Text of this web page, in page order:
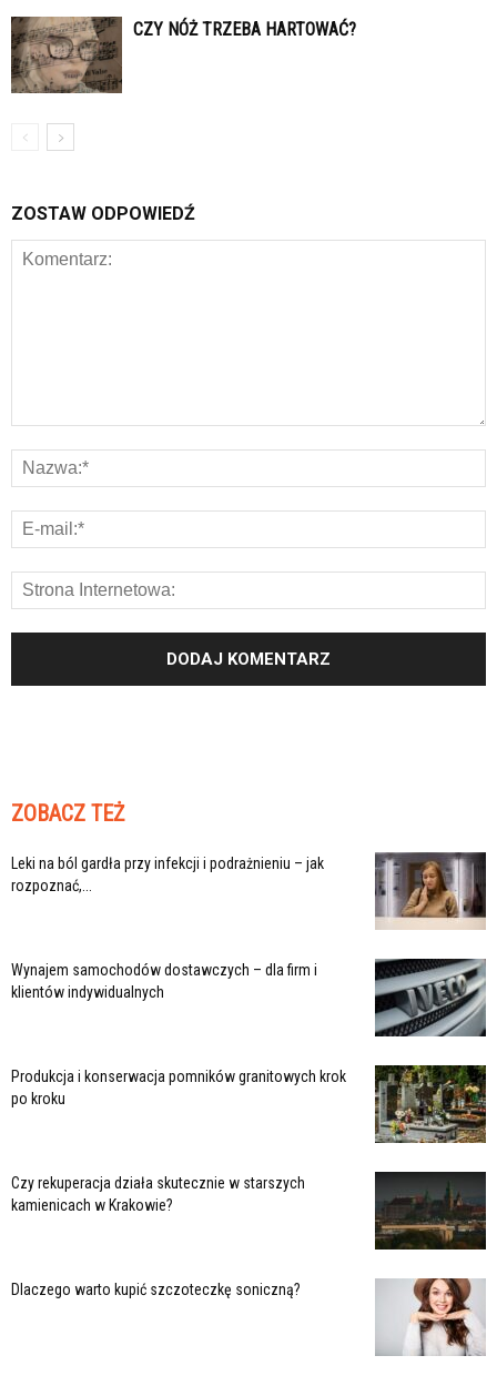
CZY NÓŻ TRZEBA HARTOWAĆ?
ZOSTAW ODPOWIEDŹ
ZOBACZ TEŻ
Leki na ból gardła przy infekcji i podrażnieniu – jak
rozpoznać,...
Wynajem samochodów dostawczych – dla firm i
klientów indywidualnych
Produkcja i konserwacja pomników granitowych krok
po kroku
Czy rekuperacja działa skutecznie w starszych
kamienicach w Krakowie?
Dlaczego warto kupić szczoteczkę soniczną?